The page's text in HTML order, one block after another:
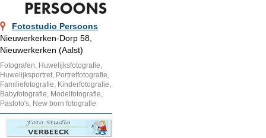
Fotostudio Persoons
Nieuwerkerken-Dorp 58,
Nieuwerkerken (Aalst)
Fotografen, Huwelijksfotografie,
Huwelijksportret, Portretfotografie,
Familiefotografie, Kinderfotografie,
Babyfotografie, Modelfotografie,
Pasfoto's, New born fotografie